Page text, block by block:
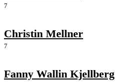
7
Christin Mellner
7
Fanny Wallin Kjellberg